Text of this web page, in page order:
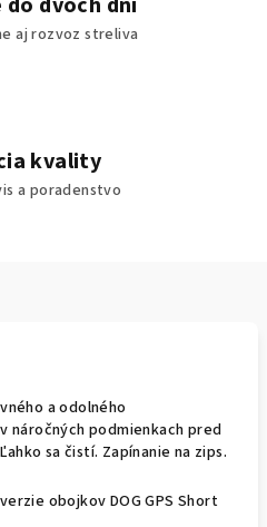
aj rozvoz streliva
kvality
a poradenstvo
a odolného
náročných podmienkach pred
sa čistí. Zapínanie na zips.
obojkov DOG GPS Short